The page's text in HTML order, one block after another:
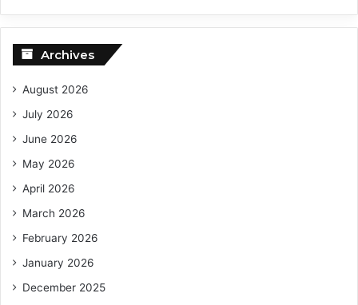
Archives
August 2026
July 2026
June 2026
May 2026
April 2026
March 2026
February 2026
January 2026
December 2025